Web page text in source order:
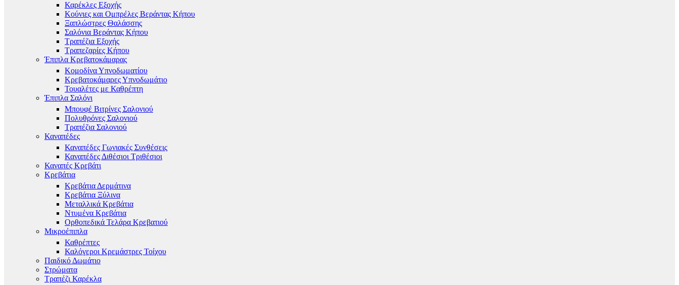
Καρέκλες Εξοχής
Κούνιες και Ομπρέλες Βεράντας Κήπου
Ξαπλώστρες Θαλάσσης
Σαλόνια Βεράντας Κήπου
Τραπέζια Εξοχής
Τραπεζαρίες Κήπου
Έπιπλα Κρεβατοκάμαρας
Κομοδίνα Υπνοδωματίου
Κρεβατοκάμαρες Υπνοδωμάτιο
Τουαλέτες με Καθρέπτη
Έπιπλα Σαλόνι
Μπουφέ Βιτρίνες Σαλονιού
Πολυθρόνες Σαλονιού
Τραπέζια Σαλονιού
Καναπέδες
Καναπέδες Γωνιακές Συνθέσεις
Καναπέδες Διθέσιοι Τριθέσιοι
Καναπές Κρεβάτι
Κρεβάτια
Κρεβάτια Δερμάτινα
Κρεβάτια Ξύλινα
Μεταλλικά Κρεβάτια
Ντυμένα Κρεβάτια
Ορθοπεδικά Τελάρα Κρεβατιού
Μικροέπιπλα
Καθρέπτες
Καλόγεροι Κρεμάστρες Τοίχου
Παιδικό Δωμάτιο
Στρώματα
Τραπέζι Καρέκλα